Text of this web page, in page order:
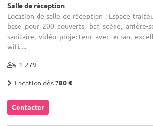
Salle de réception
Location de salle de réception : Espace
base pour 200 couverts, bar, scène, arrière-
sanitaire, vidéo projecteur avec écran,
wifi. ...
1-279
Location dès780 €
Contacter